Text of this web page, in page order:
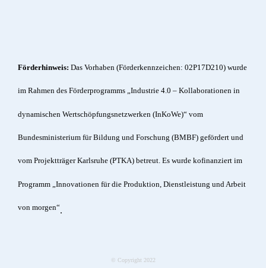
Förderhinweis: Das Vorhaben (Förderkennzeichen: 02P17D210) wurde
im Rahmen des Förderprogramms „Industrie 4.0 – Kollaborationen in
dynamischen Wertschöpfungsnetzwerken (InKoWe)“ vom
Bundesministerium für Bildung und Forschung (BMBF) gefördert und
vom Projektträger Karlsruhe (PTKA) betreut. Es wurde kofinanziert im
Programm „Innovationen für die Produktion, Dienstleistung und Arbeit
von morgen“.
© Copyright 2022